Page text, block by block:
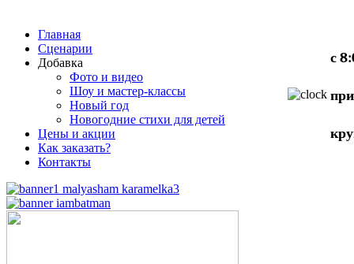
с
Главная
Сценарии
Добавка
Фото и видео
Шоу и мастер-классы
Новый год
Новогодние стихи для детей
Цены и акции
Как заказать?
Контакты